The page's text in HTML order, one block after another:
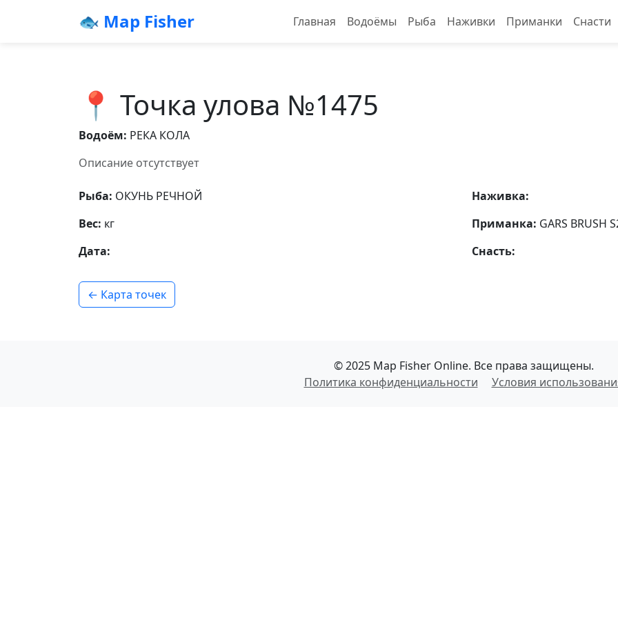
🐟 Map Fisher Главная Водоёмы Рыба Наживки Приманки Снасти
📍 Точка улова №1475
Водоём: РЕКА КОЛА
Описание отсутствует
Рыба: ОКУНЬ РЕЧНОЙ
Вес: кг
Дата:
Наживка:
Приманка: GARS BRUSH
Снасть:
← Карта точек
© 2025 Map Fisher Online. Все права защищены.
Политика конфиденциальности
Условия